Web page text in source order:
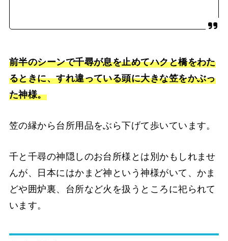
前半のシーンで千尋が息を止めてハクと橋をわた
るときに、すれ違っている頭に大きな笠をかぶっ
た神様。
笠の縁から台所用品をぶら下げて歩いています。
千と千尋の神隠しのお台所様とは別かもしれませ
んが、日本にはかまど神という神様がいて、かま
どや囲炉裏、台所など火を扱うところに祀られて
います。